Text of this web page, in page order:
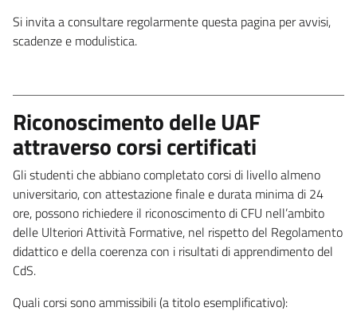
Si invita a consultare regolarmente questa pagina per avvisi,
scadenze e modulistica.
Riconoscimento delle UAF
attraverso corsi certificati
Gli studenti che abbiano completato corsi di livello almeno
universitario, con attestazione finale e durata minima di 24
ore, possono richiedere il riconoscimento di CFU nell’ambito
delle Ulteriori Attività Formative, nel rispetto del Regolamento
didattico e della coerenza con i risultati di apprendimento del
CdS.
Quali corsi sono ammissibili (a titolo esemplificativo):